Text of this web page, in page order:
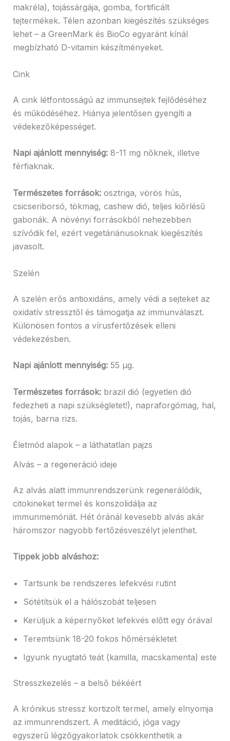
makréla), tojássárgája, gomba, fortificált
tejtermékek. Télen azonban kiegészítés szükséges
lehet – a GreenMark és BioCo egyaránt kínál
megbízható D-vitamin készítményeket.
Cink
A cink létfontosságú az immunsejtek fejlődéséhez
és működéséhez. Hiánya jelentősen gyengíti a
védekezőképességet.
Napi ajánlott mennyiség:8-11 mg nőknek, illetve
férfiaknak.
Természetes források:osztriga, vörös hús,
csicseriborsó, tökmag, cashew dió, teljes kiőrlésű
gabonák. A növényi forrásokból nehezebben
szívódik fel, ezért vegetáriánusoknak kiegészítés
javasolt.
Szelén
A szelén erős antioxidáns, amely védi a sejteket az
oxidatív stressztől és támogatja az immunválaszt.
Különösen fontos a vírusfertőzések elleni
védekezésben.
Napi ajánlott mennyiség:55 μg.
Természetes források:brazil dió (egyetlen dió
fedezheti a napi szükségletet!), napraforgómag, hal,
tojás, barna rizs.
Életmód alapok – a láthatatlan pajzs
Alvás – a regeneráció ideje
Az alvás alatt immunrendszerünk regenerálódik,
citokineket termel és konszolidálja az
immunmemóriát. Hét óránál kevesebb alvás akár
háromszor nagyobb fertőzésveszélyt jelenthet.
Tippek jobb alváshoz:
Tartsunk be rendszeres lefekvési rutint
Sötétítsük el a hálószobát teljesen
Kerüljük a képernyőket lefekvés előtt egy órával
Teremtsünk 18-20 fokos hőmérsékletet
Igyunk nyugtató teát (kamilla, macskamenta) este
Stresszkezelés – a belső békéért
A krónikus stressz kortizolt termel, amely elnyomja
az immunrendszert. A meditáció, jóga vagy
egyszerű légzőgyakorlatok csökkenthetik a